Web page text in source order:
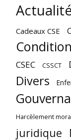
Cadeaux CSE
CSEC CSSCT
Divers
Harcèlement
juridique